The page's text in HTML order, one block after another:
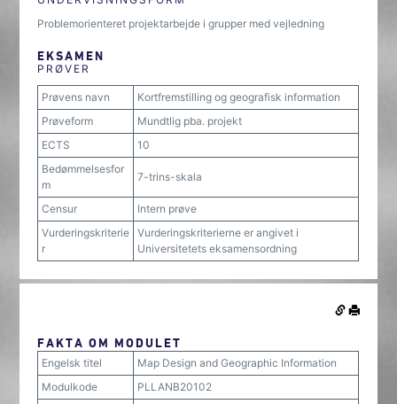
Problemorienteret projektarbejde i grupper med vejledning
EKSAMEN
PRØVER
Prøvens navn
Kortfremstilling og geografisk information
Prøveform
Mundtlig pba. projekt
ECTS
10
Bedømmelsesfor
m
7-trins-skala
Censur
Intern prøve
Vurderingskriterie
r
Vurderingskriterierne er angivet i
Universitetets eksamensordning
FAKTA OM MODULET
Engelsk titel
Map Design and Geographic Information
Modulkode
PLLANB20102